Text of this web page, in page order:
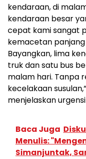
kendaraan, di
kendaraan besar
cepat kami sangat
kemacetan
Bayangkan, lima
truk dan satu bus
malam hari. Tanpa
kecelakaan
menjelaskan
Baca Juga
Menulis:
Simanjuntak,